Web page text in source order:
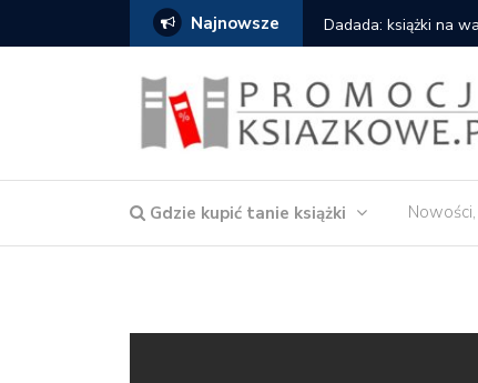
Najnowsze Dadada: książki na
Gdzie kupić tanie książki